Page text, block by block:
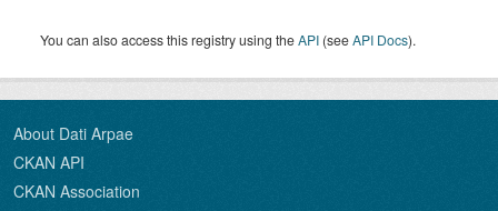
You can also access this registry using theAPI (seeAPI Docs).
About Dati Arpae
CKAN API
CKAN Association